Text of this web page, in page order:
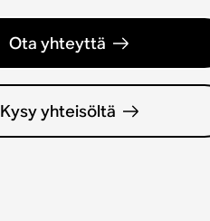
Ota yhteyttä
Kysy yhteisöltä